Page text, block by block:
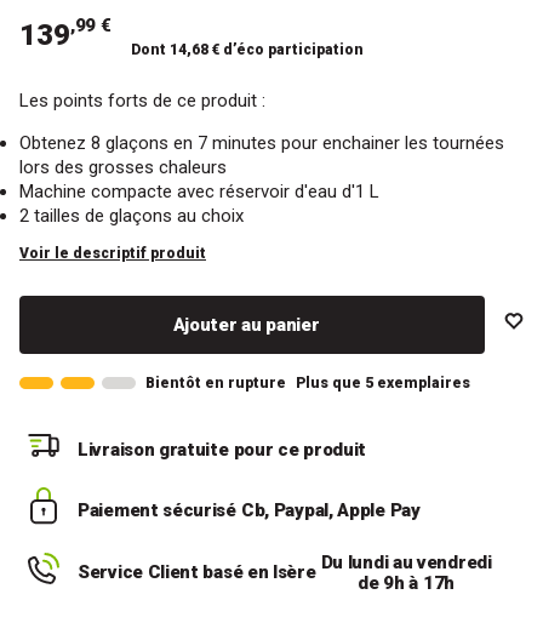
139,99 €
Dont 14,68 € d’éco participation
Les points forts de ce produit :
Obtenez 8 glaçons en 7 minutes pour enchainer les tournées
lors des grosses chaleurs
Machine compacte avec réservoir d'eau d'1 L
2 tailles de glaçons au choix
Voir le descriptif produit
Ajouter au panier
Bientôt en rupture Plus que 5 exemplaires
Livraison gratuite pour ce produit
Paiement sécurisé Cb, Paypal, Apple Pay
Service Client basé en Isère Du lundi au vendredi
de 9h à 17h